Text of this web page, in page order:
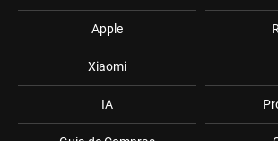
Apple
Xiaomi
IA